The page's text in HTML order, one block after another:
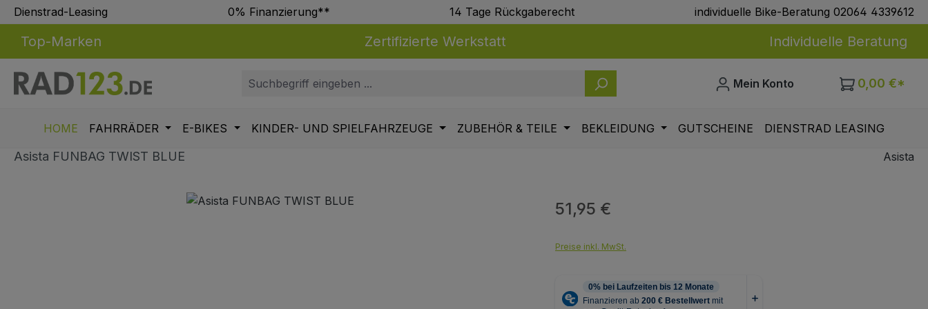
Hauptinhalt springen
Zur Suche springen
Zur Hauptnavigation springen
Dienstrad-Leasing 0% Finanzierung** 14 Tage Rückgaberecht individuelle Bike-Beratung 02064 4339612
Top-Marken Zertifizierte Werkstatt Individuelle Beratung
Mein Konto 0,00 €*
HOME FAHRRÄDER E-BIKES KINDER- UND SPIELFAHRZEUGE ZUBEHÖR & TEILE BEKLEIDUNG GUTSCHEINE DIENSTRAD LEASING
Asista FUNBAG TWIST BLUE Asista
Regulärer Preis:
51,95 €
Preise inkl. MwSt.